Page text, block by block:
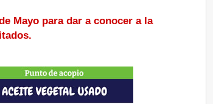
Mayo para dar a conocer a la